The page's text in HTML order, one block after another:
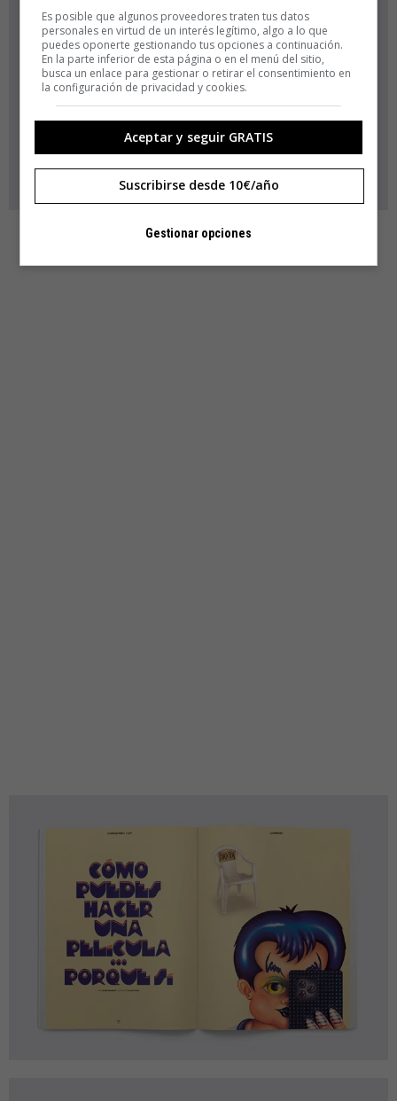
Es posible que algunos proveedores traten tus datos
personales en virtud de un interés legítimo, algo a lo que
puedes oponerte gestionando tus opciones a continuación.
En la parte inferior de esta página o en el menú del sitio,
busca un enlace para gestionar o retirar el consentimiento en
la configuración de privacidad y cookies.
Aceptar y seguir GRATIS
Suscribirse desde 10€/año
Gestionar opciones